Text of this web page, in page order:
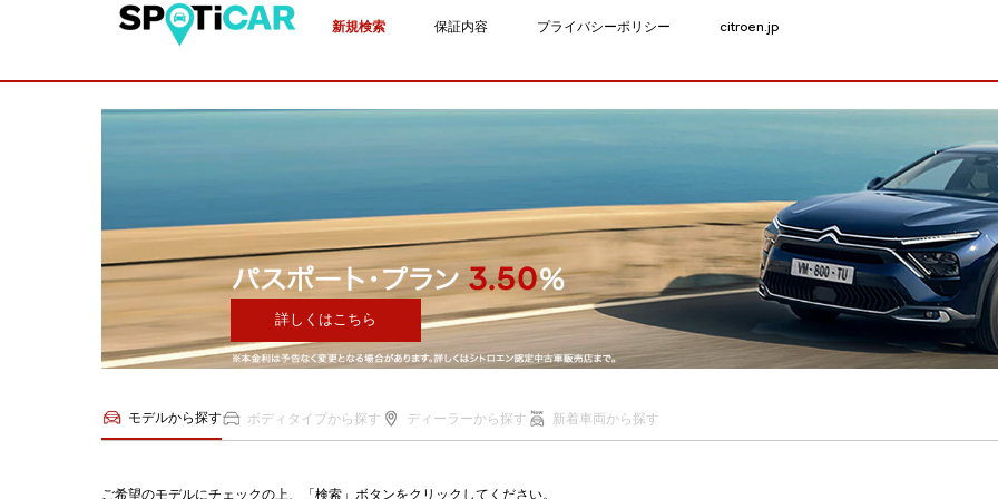
新規検索 保証内容 プライバシーポリシー citroen.jp
詳しくはこちら
モデルから探す ボディタイプから探す ディーラーから探す 新着車両から探す
ご希望のモデルにチェックの上、「検索」ボタンをクリックしてください。